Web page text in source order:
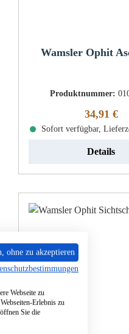
Wamsler Ophit
Produktnummer:
Regulärer
34,91 €
Sofort verfügbar,
Details
ohne zu akzeptieren
Webseite zu
Erlebnis zu
Sie die